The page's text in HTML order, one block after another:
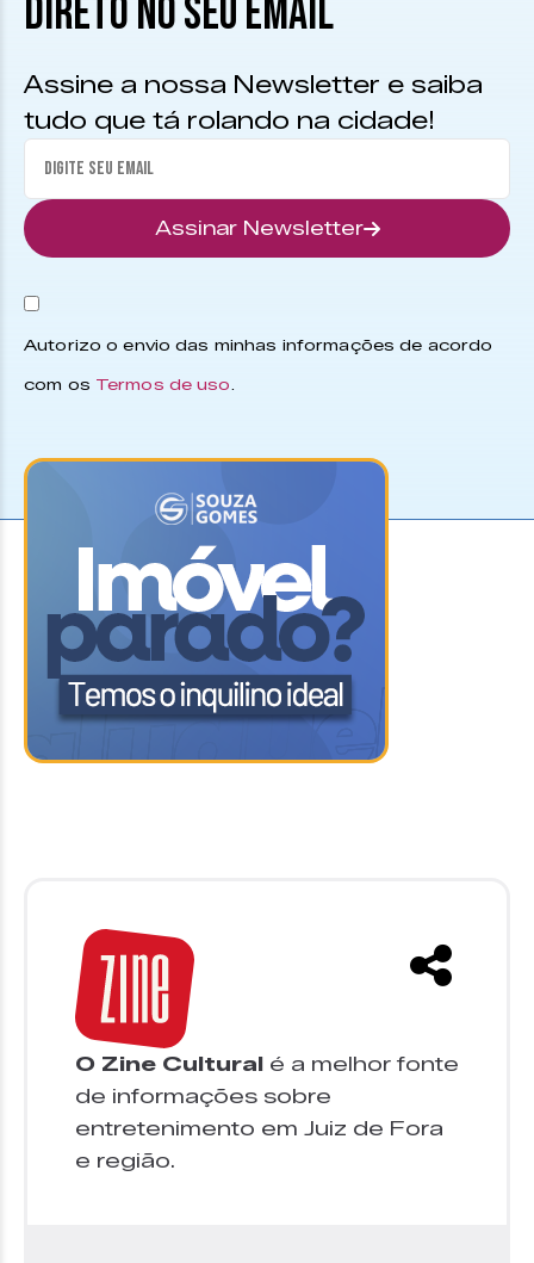
DIRETO NO SEU EMAIL
Assine a nossa Newsletter e saiba
tudo que tá rolando na cidade!
Assinar Newsletter
Autorizo o envio das minhas informações de acordo
com os Termos de uso.
O Zine Cultural é a melhor fonte
de informações sobre
entretenimento em Juiz de Fora
e região.